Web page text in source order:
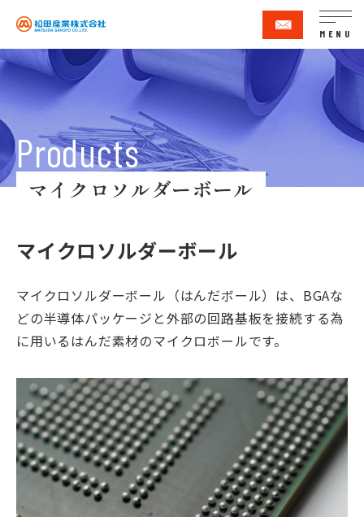
MENU
English 繁體字
マイクロソルダーボール
マイクロソルダーボール
マイクロソルダーボール（はんだボール）は、BGAな
どの半導体パッケージと外部の回路基板を接続する為
に用いるはんだ素材のマイクロボールです。